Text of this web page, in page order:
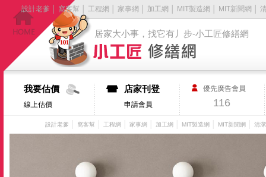
居家大小事，找它有丿步-小工匠修繕網
設計老爹 窩客幫 工程網 家事網 加工網 MIT製造網 MIT新聞網
我要估價
線上估價
店家刊登
申請會員
優先廣告會員
116
設計老爹 窩客幫 工程網 家事網 加工網 MIT製造網 MIT新聞網 清